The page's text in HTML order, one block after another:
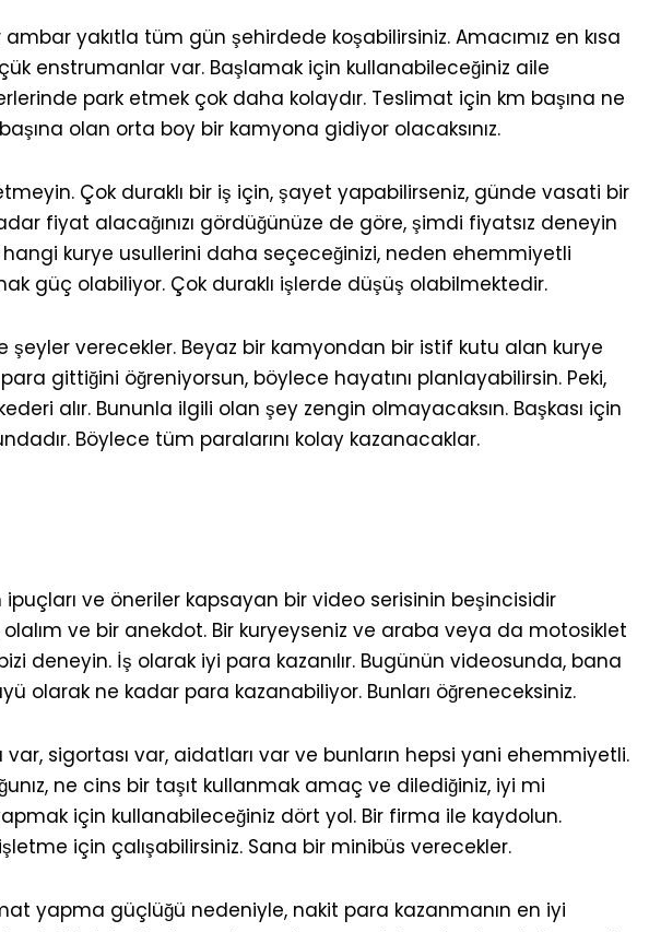
yakıtla tüm gün şehirdede koşabilirsiniz. Amacımız en kısa
enstrumanlar var. Başlamak için kullanabileceğiniz aile
park etmek çok daha kolaydır. Teslimat için km başına ne
olan orta boy bir kamyona gidiyor olacaksınız.
Çok duraklı bir iş için, şayet yapabilirseniz, günde vasati bir
fiyat alacağınızı gördüğünüze de göre, şimdi fiyatsız deneyin
kurye usullerini daha seçeceğinizi, neden ehemmiyetli
güç olabiliyor. Çok duraklı işlerde düşüş olabilmektedir.
verecekler. Beyaz bir kamyondan bir istif kutu alan kurye
gittiğini öğreniyorsun, böylece hayatını planlayabilirsin. Peki,
alır. Bununla ilgili olan şey zengin olmayacaksın. Başkası için
Böylece tüm paralarını kolay kazanacaklar.
ve öneriler kapsayan bir video serisinin beşincisidir
ve bir anekdot. Bir kuryeyseniz ve araba veya da motosiklet
deneyin. İş olarak iyi para kazanılır. Bugünün videosunda, bana
olarak ne kadar para kazanabiliyor. Bunları öğreneceksiniz.
sigortası var, aidatları var ve bunların hepsi yani ehemmiyetli.
ne cins bir taşıt kullanmak amaç ve dilediğiniz, iyi mi
için kullanabileceğiniz dört yol. Bir firma ile kaydolun.
için çalışabilirsiniz. Sana bir minibüs verecekler.
yapma güçlüğü nedeniyle, nakit para kazanmanın en iyi